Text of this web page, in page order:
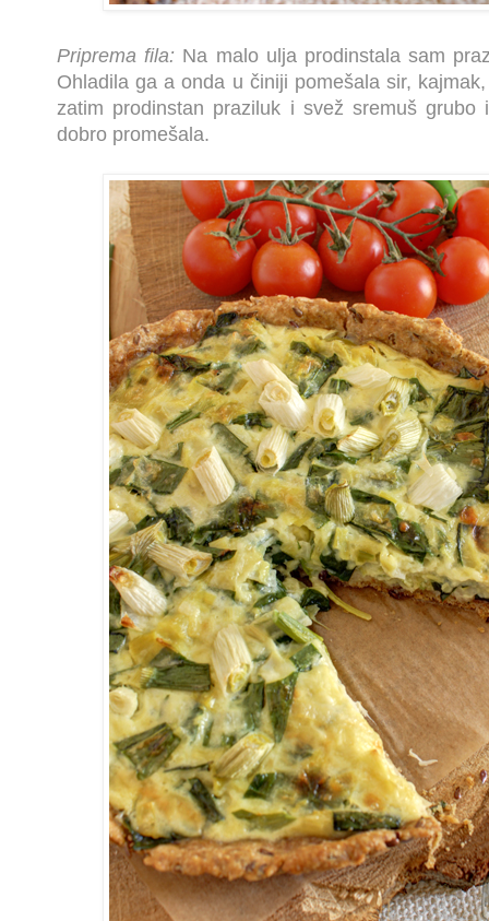
Priprema fila: Na malo ulja prodinstala sam
Ohladila ga a onda u činiji pomešala sir,
zatim prodinstan praziluk i svež sremuš grubo
dobro promešala.